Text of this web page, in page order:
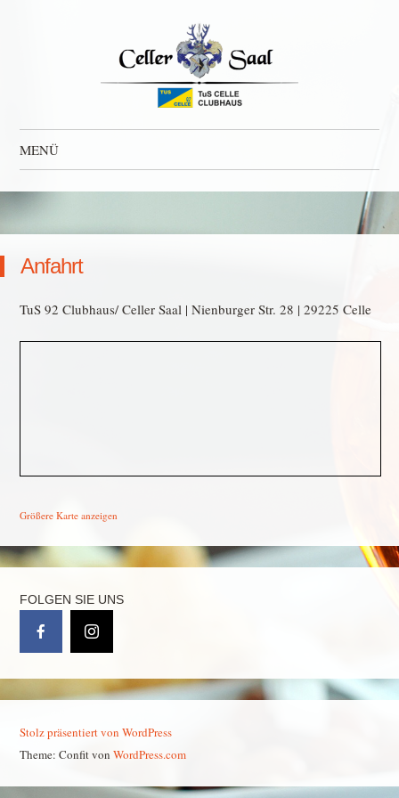
MENÜ
Anfahrt
TuS 92 Clubhaus/ Celler Saal | Nienburger Str. 28 | 29225 Celle
Größere Karte anzeigen
FOLGEN SIE UNS
Stolz präsentiert von WordPress
Theme: Confit von WordPress.com